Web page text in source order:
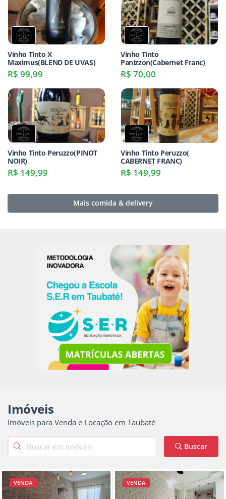
Vinho Tinto X
Maximus(BLEND DE UVAS)
R$ 99,99
Vinho Tinto
Panizzon(Cabernet Franc)
R$ 70,00
Vinho Tinto Peruzzo(PINOT
NOIR)
R$ 149,99
Vinho Tinto Peruzzo(
CABERNET FRANC)
R$ 149,99
Mais comida & delivery
Imóveis
Imóveis para Venda e Locação em Taubaté
Buscar
VENDA VENDA